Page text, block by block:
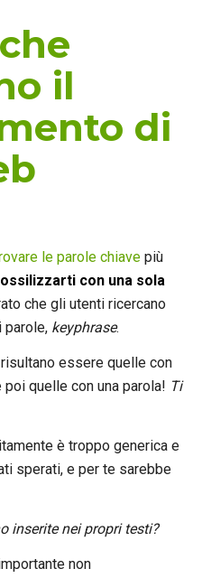
il
di
le parole chiavepiù
con una sola
che gli utenti ricercano
parole, keyphrase.
essere quelle con
quelle con una parola! Ti
è troppo generica e
sperati, e per te sarebbe
inserite nei propri testi?
non